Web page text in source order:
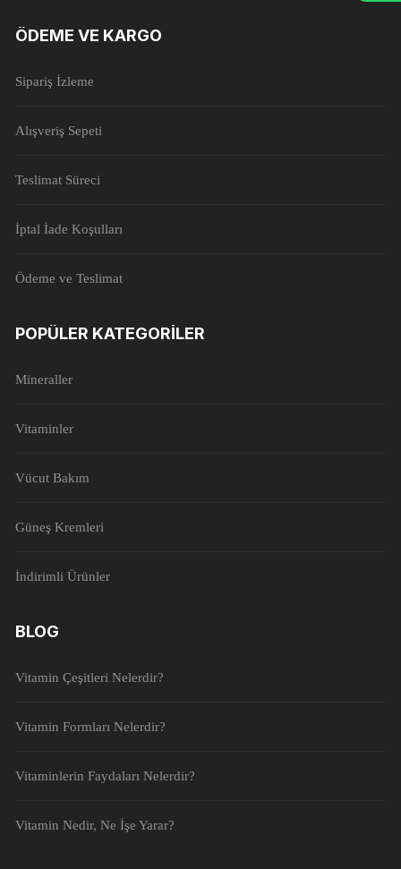
ÖDEME VE KARGO
Sipariş İzleme
Alışveriş Sepeti
Teslimat Süreci
İptal İade Koşulları
Ödeme ve Teslimat
POPÜLER KATEGORILER
Mineraller
Vitaminler
Vücut Bakım
Güneş Kremleri
İndirimli Ürünler
BLOG
Vitamin Çeşitleri Nelerdir?
Vitamin Formları Nelerdir?
Vitaminlerin Faydaları Nelerdir?
Vitamin Nedir, Ne İşe Yarar?